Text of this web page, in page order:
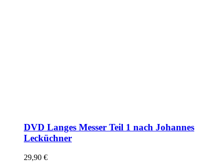
DVD Langes Messer Teil 1 nach Johannes
Lecküchner
29,90 €